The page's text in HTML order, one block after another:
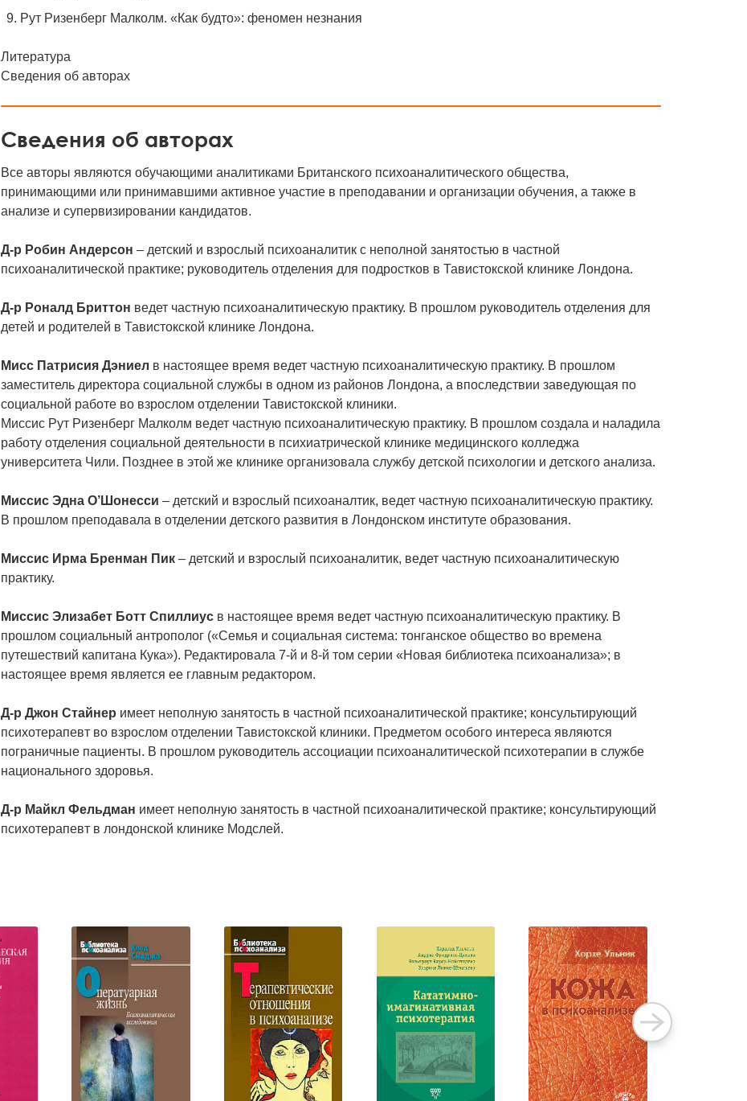
Рут Ризенберг Малколм. «Как будто»: феномен незнания
Литература
Сведения об авторах
Сведения об авторах
Все авторы являются обучающими аналитиками Британского психоаналитического общества,
принимающими или принимавшими активное участие в преподавании и организации обучения, а также в
анализе и супервизировании кандидатов.
Д-р Робин Андерсон – детский и взрослый психоаналитик с неполной занятостью в частной
психоаналитической практике; руководитель отделения для подростков в Тавистокской клинике Лондона.
Д-р Роналд Бриттон ведет частную психоаналитическую практику. В прошлом руководитель отделения для
детей и родителей в Тавистокской клинике Лондона.
Мисс Патрисия Дэниел в настоящее время ведет частную психоаналитическую практику. В прошлом
заместитель директора социальной службы в одном из районов Лондона, а впоследствии заведующая по
социальной работе во взрослом отделении Тавистокской клиники.
Миссис Рут Ризенберг Малколм ведет частную психоаналитическую практику. В прошлом создала и наладила
работу отделения социальной деятельности в психиатрической клинике медицинского колледжа
университета Чили. Позднее в этой же клинике организовала службу детской психологии и детского анализа.
Миссис Эдна О’Шонесси – детский и взрослый психоаналтик, ведет частную психоаналитическую практику.
В прошлом преподавала в отделении детского развития в Лондонском институте образования.
Миссис Ирма Бренман Пик – детский и взрослый психоаналитик, ведет частную психоаналитическую
практику.
Миссис Элизабет Ботт Спиллиус в настоящее время ведет частную психоаналитическую практику. В
прошлом социальный антрополог («Семья и социальная система: тонганское общество во времена
путешествий капитана Кука»). Редактировала 7-й и 8-й том серии «Новая библиотека психоанализа»; в
настоящее время является ее главным редактором.
Д-р Джон Стайнер имеет неполную занятость в частной психоаналитической практике; консультирующий
психотерапевт во взрослом отделении Тавистокской клиники. Предметом особого интереса являются
пограничные пациенты. В прошлом руководитель ассоциации психоаналитической психотерапии в службе
национального здоровья.
Д-р Майкл Фельдман имеет неполную занятость в частной психоаналитической практике; консультирующий
психотерапевт в лондонской клинике Модслей.